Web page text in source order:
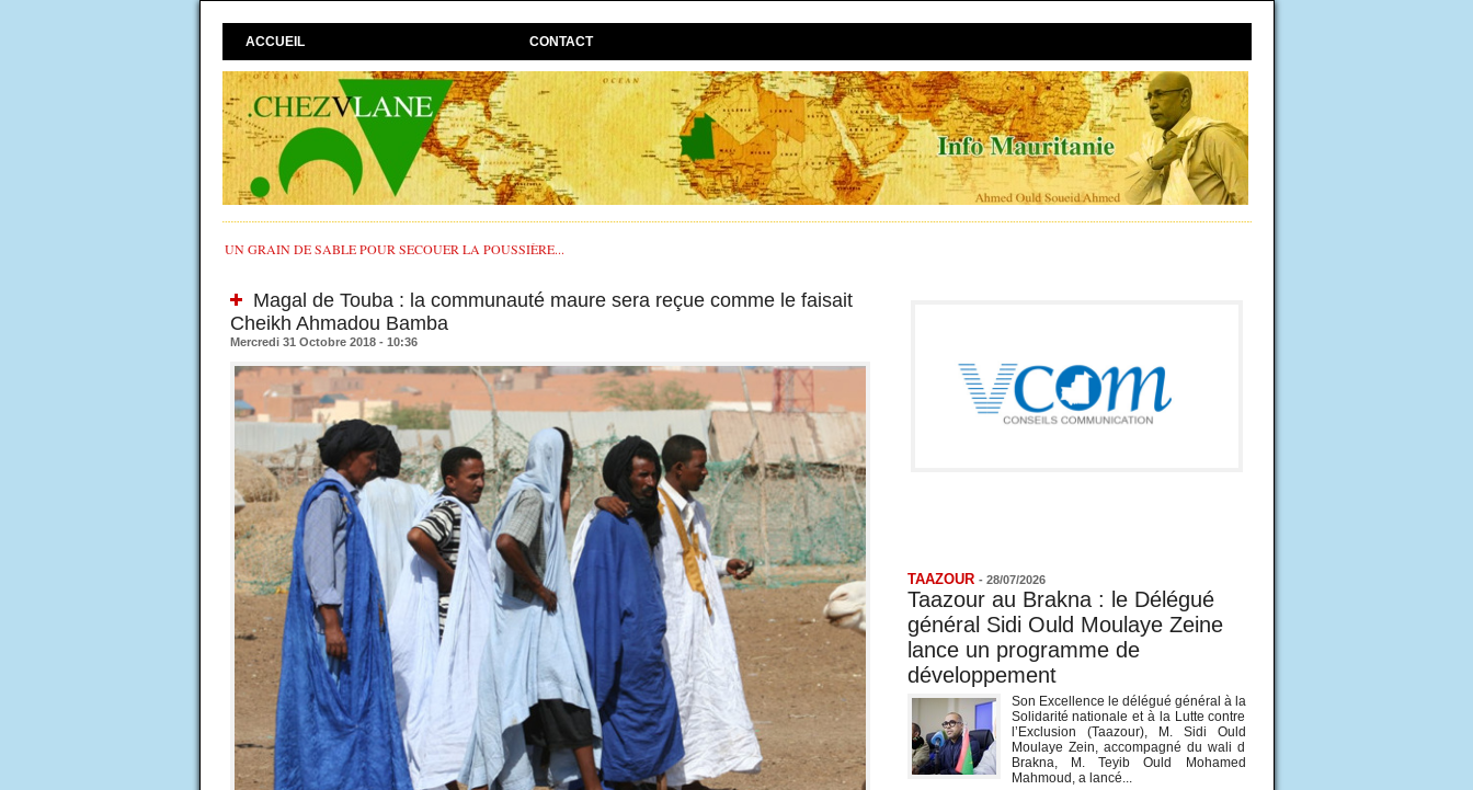
ACCUEIL CONTACT
UN GRAIN DE SABLE POUR SECOUER LA POUSSIÈRE...
Magal de Touba : la communauté maure sera reçue comme le faisait
Cheikh Ahmadou Bamba
Mercredi 31 Octobre 2018 - 10:36
TAAZOUR - 28/07/2026
Taazour au Brakna : le Délégué
général Sidi Ould Moulaye Zeine
lance un programme de
développement
Son Excellence le délégué général à la
Solidarité nationale et à la Lutte contre
l’Exclusion (Taazour), M. Sidi Ould
Moulaye Zein, accompagné du wali d
Brakna, M. Teyib Ould Mohamed
Mahmoud, a lancé...